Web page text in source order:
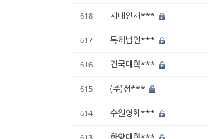
618 시대인재***
617 특허법인***
616 건국대학***
615 (주)성***
614 수원영화***